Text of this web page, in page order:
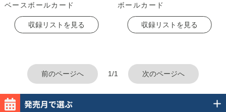
ベースボールカード
収録リストを見る
ボールカード
収録リストを見る
前のページへ 1/1 次のページへ